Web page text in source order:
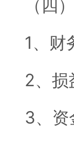
（四
1、财
2、损
3、资